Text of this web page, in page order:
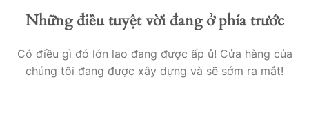
Những điều tuyệt vời đang ở phía trước
Có điều gì đó lớn lao đang được ấp ủ! Cửa hàng của
chúng tôi đang được xây dựng và sẽ sớm ra mắt!